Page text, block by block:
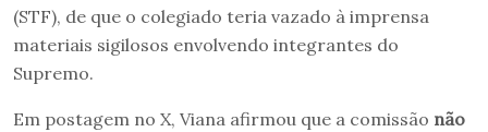
(STF), de que o colegiado teria vazado à imprensa
materiais sigilosos envolvendo integrantes do
Supremo.
Em postagem no X, Viana afirmou que a comissão não